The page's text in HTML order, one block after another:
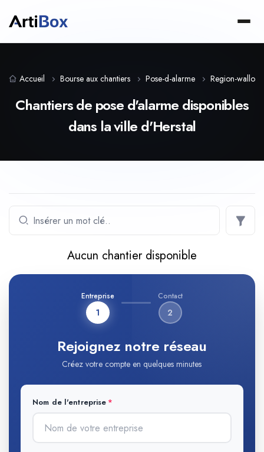
Accueil Bourse aux chantiers Pose-d-alarme Region-
Chantiers de pose d'alarme disponibles
dans la ville d'Herstal
Aucun chantier disponible
Entreprise
1
Contact
2
Rejoignez notre réseau
Créez votre compte en quelques minutes
Nom de l'entreprise